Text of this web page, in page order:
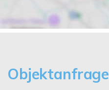
Objektanfrage